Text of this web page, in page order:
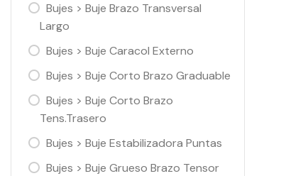
Bujes > Buje Brazo Transversal
Largo
Bujes > Buje Caracol Externo
Bujes > Buje Corto Brazo Graduable
Bujes > Buje Corto Brazo
Tens.Trasero
Bujes > Buje Estabilizadora Puntas
Bujes > Buje Grueso Brazo Tensor